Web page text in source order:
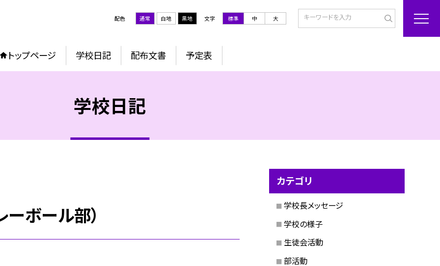
配色 通常 白地 黒地 文字 標準 中 大
トップページ 学校日記 配布文書 予定表
学校日記
ボール部）
カテゴリ
学校長メッセージ
学校の様子
生徒会活動
部活動